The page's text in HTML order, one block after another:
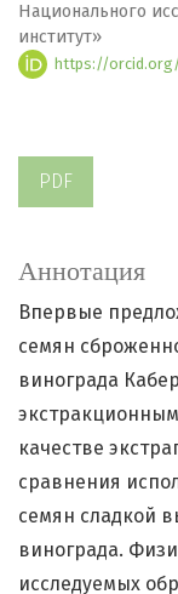
Национального
институт»
https://orcid.org/
PDF
Аннотация
Впервые
семян
винограда
качестве
сравнения
семян сладкой
винограда.
исследуемых